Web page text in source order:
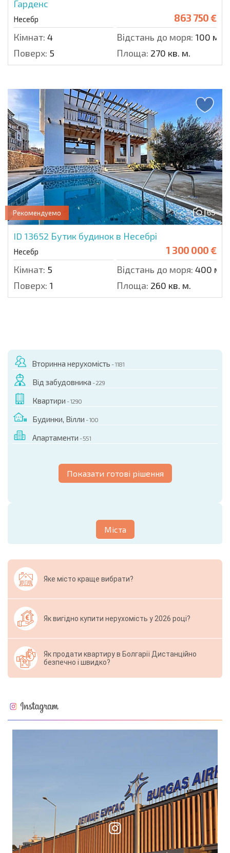
Гарденс
Несебр 863 750 €
Кімнат: 4 Відстань до моря: 100 м.
Поверх: 5 Площа: 270 кв. м.
65
Рекомендуемо
ID 13652 Бутик будинок в Несебрі
Несебр 1 300 000 €
Кімнат: 5 Відстань до моря: 400 м.
Поверх: 1 Площа: 260 кв. м.
Вторинна нерухомість - 1181
Від забудовника - 229
Квартири - 1290
Будинки, Вілли - 100
Апартаменти - 551
Показати готові рішення
Міста
Яке місто краще вибрати?
Як вигідно купити нерухомість у 2026 році?
Як продати квартиру в Болгарії Дистанційно
безпечно і швидко?